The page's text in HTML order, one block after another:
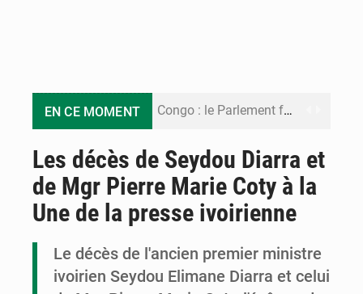
EN CE MOMENT Congo : le Parlement formule 28 recommandations sur le Cadre budgétaire 2027-2029
Congo : la Grande foire agricole pour renforcer la souveraineté alimentaire
Congo-RDC : Brazzaville et Kinshasa renforcent leur coopération en faveur de la jeunesse
Le Congo se dote d’un programme national pour valoriser les produits forestiers non ligneux
Les décès de Seydou Diarra et
de Mgr Pierre Marie Coty à la
Une de la presse ivoirienne
Le décès de l'ancien premier ministre
ivoirien Seydou Elimane Diarra et celui